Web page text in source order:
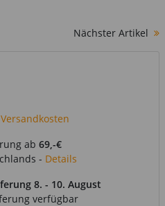
Nächster Artikel
ab 69,-€
- Details
8. - 10. August
verfügbar